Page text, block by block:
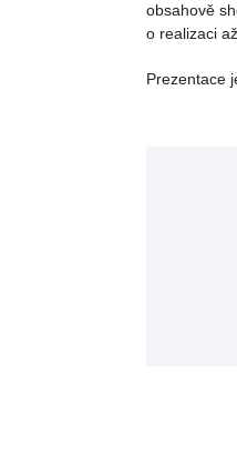
obsahově
o realizaci
Prezentace